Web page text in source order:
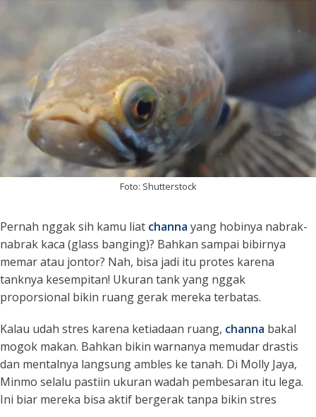
Foto: Shutterstock
Pernah nggak sih kamu liat channa yang hobinya nabrak-
nabrak kaca (glass banging)? Bahkan sampai bibirnya
memar atau jontor? Nah, bisa jadi itu protes karena
tanknya kesempitan! Ukuran tank yang nggak
proporsional bikin ruang gerak mereka terbatas.
Kalau udah stres karena ketiadaan ruang, channa bakal
mogok makan. Bahkan bikin warnanya memudar drastis
dan mentalnya langsung ambles ke tanah. Di Molly Jaya,
Minmo selalu pastiin ukuran wadah pembesaran itu lega.
Ini biar mereka bisa aktif bergerak tanpa bikin stres